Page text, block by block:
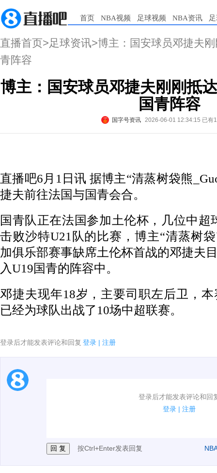
首页 NBA视频 足球视频 NBA资讯
直播首页>足球资讯>博主：国安球员邓捷夫
青阵容
博主：国安球员邓捷夫刚刚抵
国青阵容
国字号资讯 2026-06-01 12:34:15 已有
直播吧6月1日讯 据博主“清蒸树袋熊
捷夫前往法国与国青会合。
国青队正在法国参加土伦杯，几位中超
击败沙特U21队的比赛，博主“清蒸树
加俱乐部赛事缺席土伦杯首战的邓捷夫
入U19国青的阵容中。
邓捷夫现年18岁，主要司职左后卫，
已经为球队出战了10场中超联赛。
登录后才能发表评论和回复 登录 | 注册
登录后才能发表评论和回
登录 | 注册
1.电脑端新用户可以发表评论了！
按Ctrl+Enter发表回复